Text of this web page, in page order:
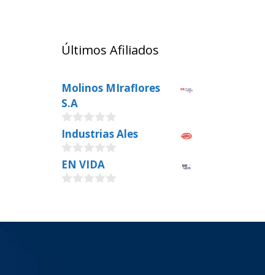
Últimos Afiliados
Molinos MIraflores
S.A
0
o
u
t
o
f
Industrias Ales
0
o
u
5
EN VIDA
t